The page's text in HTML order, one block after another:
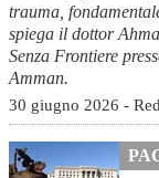
trauma,
spiega il dottor
Senza Frontiere
Amman.
30 giugno 2026 -